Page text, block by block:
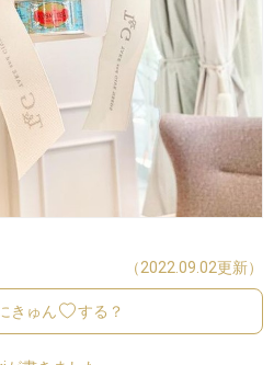
（2022.09.02更新）
きゅん する？